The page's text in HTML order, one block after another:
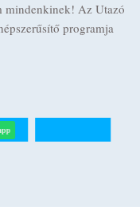
mindenkinek! Az Utazó
programja